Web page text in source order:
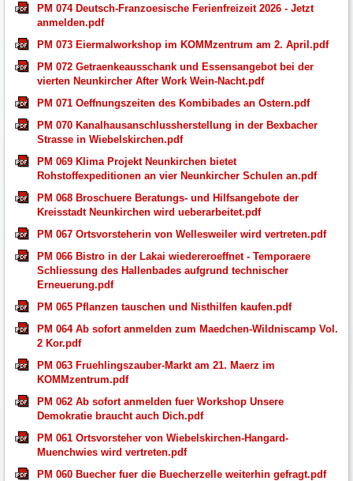
PM 074 Deutsch-Franzoesische Ferienfreizeit 2026 - Jetzt
anmelden.pdf
PM 073 Eiermalworkshop im KOMMzentrum am 2. April.pdf
PM 072 Getraenkeausschank und Essensangebot bei der
vierten Neunkircher After Work Wein-Nacht.pdf
PM 071 Oeffnungszeiten des Kombibades an Ostern.pdf
PM 070 Kanalhausanschlussherstellung in der Bexbacher
Strasse in Wiebelskirchen.pdf
PM 069 Klima Projekt Neunkirchen bietet
Rohstoffexpeditionen an vier Neunkircher Schulen an.pdf
PM 068 Broschuere Beratungs- und Hilfsangebote der
Kreisstadt Neunkirchen wird ueberarbeitet.pdf
PM 067 Ortsvorsteherin von Wellesweiler wird vertreten.pdf
PM 066 Bistro in der Lakai wiedereroeffnet - Temporaere
Schliessung des Hallenbades aufgrund technischer
Erneuerung.pdf
PM 065 Pflanzen tauschen und Nisthilfen kaufen.pdf
PM 064 Ab sofort anmelden zum Maedchen-Wildniscamp Vol.
2 Kor.pdf
PM 063 Fruehlingszauber-Markt am 21. Maerz im
KOMMzentrum.pdf
PM 062 Ab sofort anmelden fuer Workshop Unsere
Demokratie braucht auch Dich.pdf
PM 061 Ortsvorsteher von Wiebelskirchen-Hangard-
Muenchwies wird vertreten.pdf
PM 060 Buecher fuer die Buecherzelle weiterhin gefragt.pdf